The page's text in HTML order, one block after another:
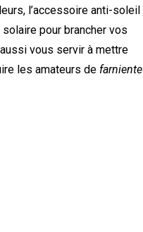
l’accessoire anti-soleil
pour brancher vos
vous servir à mettre
les amateurs de farniente